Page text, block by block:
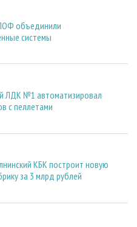
объединили
системы
ЛДК №1 автоматизировал
с пеллетами
КБК построит новую
за 3 млрд рублей